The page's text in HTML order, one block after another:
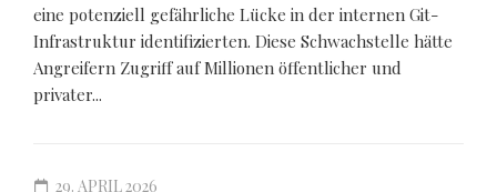
eine potenziell gefährliche Lücke in der internen Git-
Infrastruktur identifizierten. Diese Schwachstelle hätte
Angreifern Zugriff auf Millionen öffentlicher und
privater...
29. APRIL 2026